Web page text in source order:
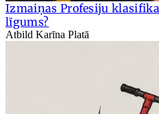
Izmaiņas Profesiju
līgums?
Atbild Karīna Platā